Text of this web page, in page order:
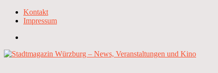
Kontakt
Impressum